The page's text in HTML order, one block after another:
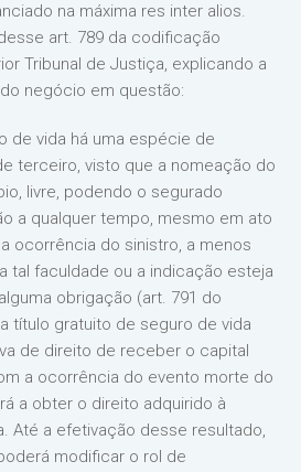
na máxima res inter alios.
art. 789 da codificação
Tribunal de Justiça, explicando a
negócio em questão:
de vida há uma espécie de
terceiro, visto que a nomeação do
livre, podendo o segurado
a qualquer tempo, mesmo em ato
ocorrência do sinistro, a menos
tal faculdade ou a indicação esteja
obrigação (art. 791 do
título gratuito de seguro de vida
de direito de receber o capital
a ocorrência do evento morte do
a obter o direito adquirido à
Até a efetivação desse resultado,
modificar o rol de